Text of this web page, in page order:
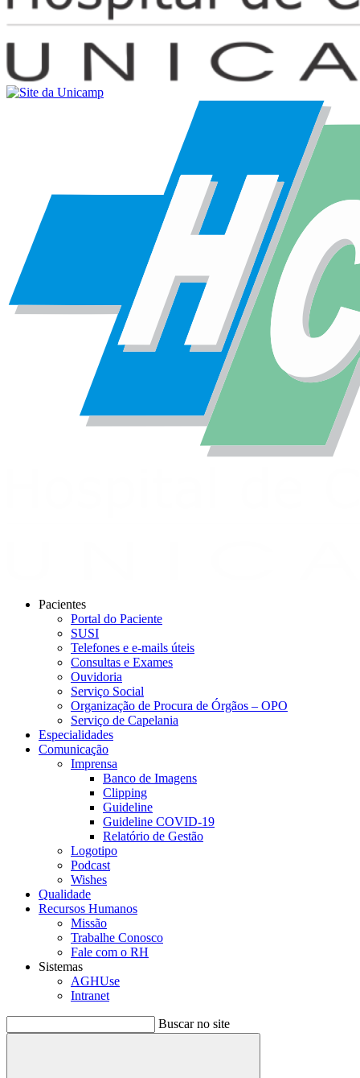
Pacientes
Portal do Paciente
SUSI
Telefones e e-mails úteis
Consultas e Exames
Ouvidoria
Serviço Social
Organização de Procura de Órgãos – OPO
Serviço de Capelania
Especialidades
Comunicação
Imprensa
Banco de Imagens
Clipping
Guideline
Guideline COVID-19
Relatório de Gestão
Logotipo
Podcast
Wishes
Qualidade
Recursos Humanos
Missão
Trabalhe Conosco
Fale com o RH
Sistemas
AGHUse
Intranet
Buscar no site